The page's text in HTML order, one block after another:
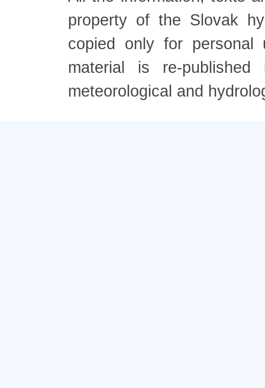
property of the Slovak
copied only for personal
material is re-
meteorological and